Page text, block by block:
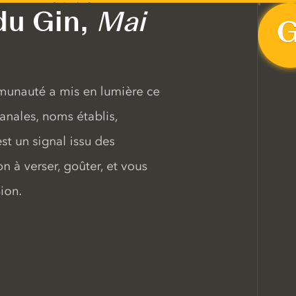
Gin, Mai
a mis en lumière ce
noms établis,
un signal issu des
à verser, goûter, et vous